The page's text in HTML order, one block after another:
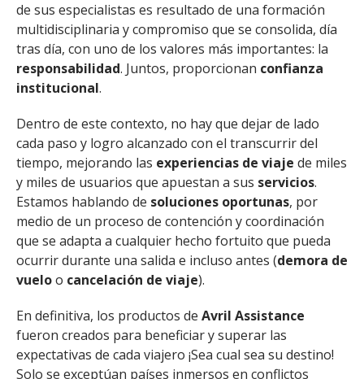
de sus especialistas es resultado de una formación
multidisciplinaria y compromiso que se consolida, día
tras día, con uno de los valores más importantes: la
responsabilidad. Juntos, proporcionan confianza
institucional.
Dentro de este contexto, no hay que dejar de lado
cada paso y logro alcanzado con el transcurrir del
tiempo, mejorando las experiencias de viaje de miles
y miles de usuarios que apuestan a sus servicios.
Estamos hablando de soluciones oportunas, por
medio de un proceso de contención y coordinación
que se adapta a cualquier hecho fortuito que pueda
ocurrir durante una salida e incluso antes (demora de
vueloo cancelación de viaje).
En definitiva, los productos de Avril Assistance
fueron creados para beneficiar y superar las
expectativas de cada viajero ¡Sea cual sea su destino!
Solo se exceptúan países inmersos en conflictos